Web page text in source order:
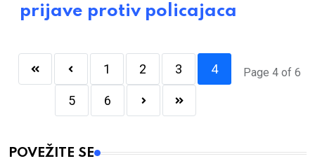
prijave protiv policajaca
Page 4 of 6
1 2 3 4
5 6
POVEŽITE SE